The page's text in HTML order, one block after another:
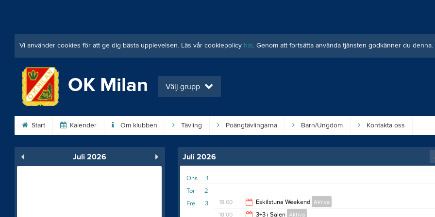
Vi använder cookies för att ge dig bästa upplevelsen. Läs vår cookiepolicy här. Genom att fortsätta använda tjänsten godkänner du denna.
OK Milan Välj grupp
Start Kalender Om klubben Tävling Poängtävlingarna Barn/Ungdom Kontakta oss
Juli 2026 Juli 2026
1
Ons
2
Tor
3
Fre 18:00 Eskilstuna Weekend Aktiva
18:00 3+3 i Sälen Aktiva